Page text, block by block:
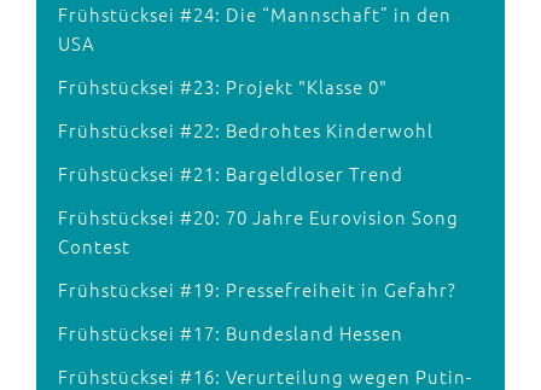
Frühstücksei #24: Die “Mannschaft” in den
USA
Frühstücksei #23: Projekt "Klasse 0"
Frühstücksei #22: Bedrohtes Kinderwohl
Frühstücksei #21: Bargeldloser Trend
Frühstücksei #20: 70 Jahre Eurovision Song
Contest
Frühstücksei #19: Pressefreiheit in Gefahr?
Frühstücksei #17: Bundesland Hessen
Frühstücksei #16: Verurteilung wegen Putin-